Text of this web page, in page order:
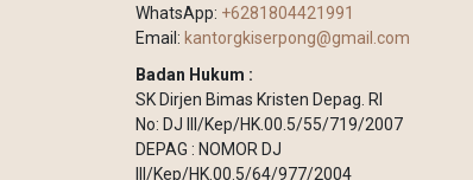
WhatsApp: +6281804421991
Email: kantorgkiserpong@gmail.com
Badan Hukum :
SK Dirjen Bimas Kristen Depag. RI
No: DJ III/Kep/HK.00.5/55/719/2007
DEPAG : NOMOR DJ
III/Kep/HK.00.5/64/977/2004